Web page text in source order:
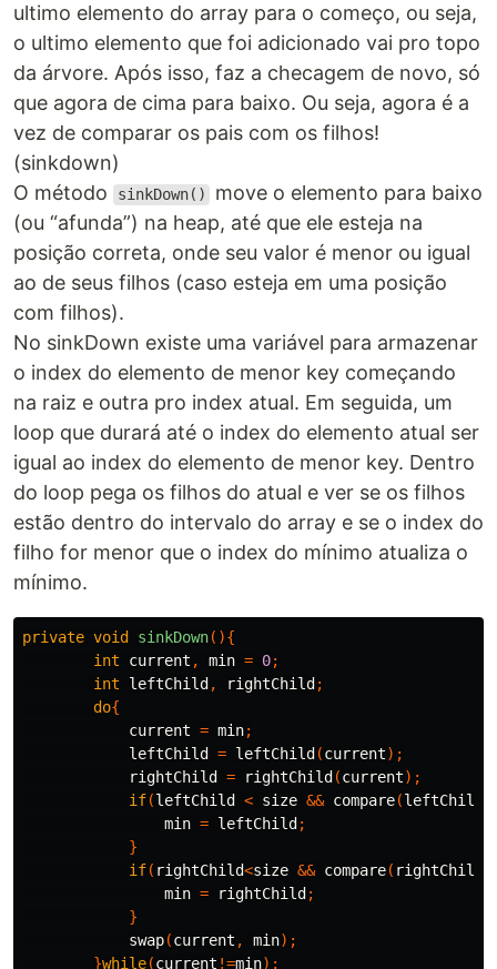
ultimo elemento do array para o começo, ou seja,
o ultimo elemento que foi adicionado vai pro topo
da árvore. Após isso, faz a checagem de novo, só
que agora de cima para baixo. Ou seja, agora é a
vez de comparar os pais com os filhos!
(sinkdown)
O método
sinkDown()
move o elemento para baixo
(ou “afunda”) na heap, até que ele esteja na
posição correta, onde seu valor é menor ou igual
ao de seus filhos (caso esteja em uma posição
com filhos).
No sinkDown existe uma variável para armazenar
o index do elemento de menor key começando
na raiz e outra pro index atual. Em seguida, um
loop que durará até o index do elemento atual ser
igual ao index do elemento de menor key. Dentro
do loop pega os filhos do atual e ver se os filhos
estão dentro do intervalo do array e se o index do
filho for menor que o index do mínimo atualiza o
mínimo.
private void sinkDown(){
int
current , min = 0;
int
leftChild , rightChild ;
do{
current = min;
leftChild
= leftChild (current);
rightChild
= rightChild (current);
if(leftChild < size && compare(leftChild
min = leftChild ;
}
if( rightChild<size && compare( rightChild
min = rightChild ;
}
swap(current , min);
}while(current !=min);